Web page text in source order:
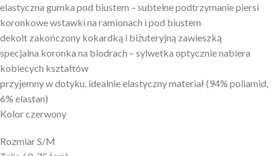
elastyczna gumka pod biustem – subtelne podtrzymanie piersi
koronkowe wstawki na ramionach i pod biustem
dekolt zakończony kokardką i biżuteryjną zawieszką
specjalna koronka na biodrach – sylwetka optycznie nabiera
kobiecych kształtów
przyjemny w dotyku, idealnie elastyczny materiał (94% poliamid,
6% elastan)
Kolor czerwony
Rozmiar S/M